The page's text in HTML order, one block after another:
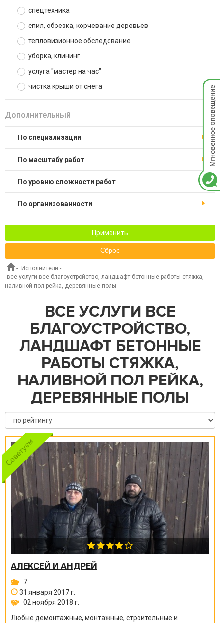
спецтехника
спил, обрезка, корчевание деревьев
тепловизионное обследование
уборка, клининг
услуга "мастер на час"
чистка крыши от снега
Дополнительный
по специализации
по масштабу работ
по уровню сложности работ
по организованности
Применить
Сброс
- Исполнители -
все услуги все благоустройство, ландшафт бетонные работы стяжка,
наливной пол рейка, деревянные полы
ВСЕ УСЛУГИ ВСЕ
БЛАГОУСТРОЙСТВО,
ЛАНДШАФТ БЕТОННЫЕ
РАБОТЫ СТЯЖКА,
НАЛИВНОЙ ПОЛ РЕЙКА,
ДЕРЕВЯННЫЕ ПОЛЫ
АЛЕКСЕЙ И АНДРЕЙ
7
31 января 2017 г.
02 ноября 2018 г.
Любые демонтажные, монтажные, строительные и